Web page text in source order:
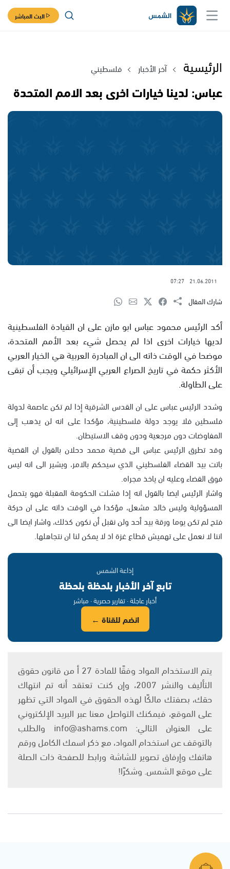
البث المباشر
الرئيسية آخر الأخبار فلسطيني
عباس: لدينا خيارات اخرى بعد الامم المتحدة
21.06.2011
07:27
شارك المقال
أكد الرئيس محمود عباس ابو مازن على ان القيادة الفلسطينية
لديها خيارات اخرى اذا لم يحصل شيء بعد الأمم المتحدة،
موضحا في الوقت ذاته الى ان المبادرة العربية هي الخيار العربي
الأكثر حكمة في تاريخ الصراع العربي الإسرائيلي ويجب أن تبقى
على الطاولة.
وشدد الرئيس عباس على ان القدس الشرقية إذا لم تكن عاصمة لدولة
فلسطين فلا يوجد دولة فلسطينية، مؤكدا على انه لن يذهب إلى
المفاوضات دون مرجعية ودون وقف الاستيطان.
وقد تطرق الرئيس عباس الى قضية محمد دحلان بالقول ان القضية
باتت بيد القضاء الفلسطيني الذي سيحكم بالامر، ويشير الى انه ليس
فوق القضاء وعليه ان ياخذ مجراه.
واشار الرئيس ايضا بالقول انه إذا فشلت الحكومة المقبلة فهو يتحمل
المسؤولية وليس خالد مشعل، مؤكدا في الوقت ذاته على ان حركة
فتح لم تكن يوما ورقة بيد أحد ولن نقبل أن نكون كذلك، واشار ايضا الى
اننا لا نعمل على تهميش قطاع غزة اذ لا يمكن لنا ان نتجاهلها.
إذاعة الشمس
تابع آخر الأخبار بلحظة بلحظة
أخبار عاجلة · تقارير حصرية · مباشر
انضم للقناة ←
يتم الاستخدام المواد وفقًا للمادة 27 أ من قانون حقوق
التأليف والنشر 2007، وإن كنت تعتقد أنه تم انتهاك
حقك، بصفتك مالكًا لهذه الحقوق في المواد التي تظهر
على الموقع، فيمكنك التواصل معنا عبر البريد الإلكتروني
على العنوان التالي: info@ashams.com والطلب
بالتوقف عن استخدام المواد، مع ذكر اسمك الكامل ورقم
هاتفك وإرفاق تصوير للشاشة ورابط للصفحة ذات الصلة
على موقع الشمس. وشكرًا!